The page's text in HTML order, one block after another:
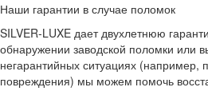
Наши гарантии в случае поломок
SILVER-LUXE дает двухлетнюю
обнаружении заводской поломки или
негарантийных ситуациях (например,
повреждения) мы можем помочь